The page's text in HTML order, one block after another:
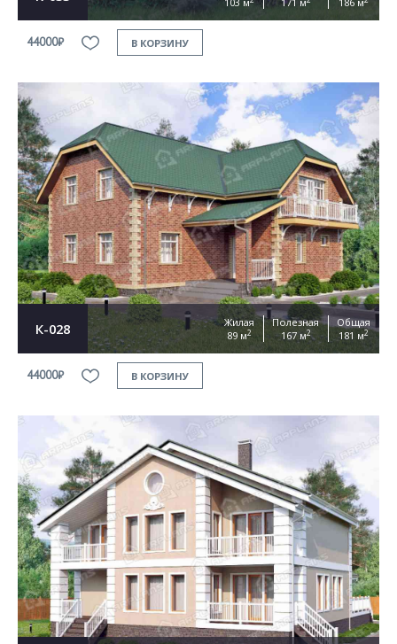
44000₽ В КОРЗИНУ
К-028
Жилая
89 м2
Полезная
167 м2
Общая
181 м2
44000₽ В КОРЗИНУ